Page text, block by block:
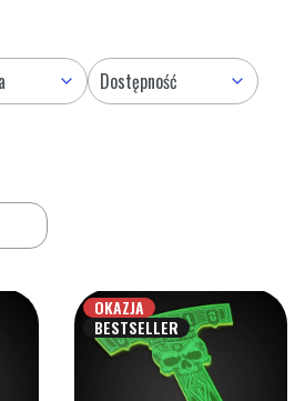
Dostępność
OKAZJA
BESTSELLER